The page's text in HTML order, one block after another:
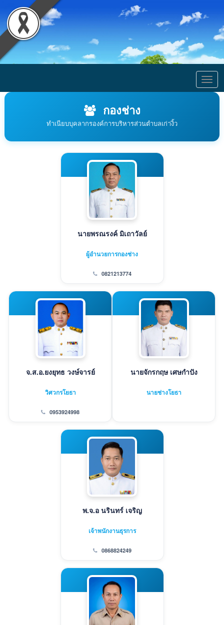
กองช่าง
ทำเนียบบุคลากรองค์การบริหารส่วนตำบลเก่างิ้ว
นายพรณรงค์ มิเถาวัลย์
ผู้อำนวยการกองช่าง
0821213774
จ.ส.อ.ยงยุทธ วงษ์จารย์
วิศวกรโยธา
0953924998
นายจักรกฤษ เศษกำปัง
นายช่างโยธา
พ.จ.อ นรินทร์ เจริญ
เจ้าพนักงานธุรการ
0868824249